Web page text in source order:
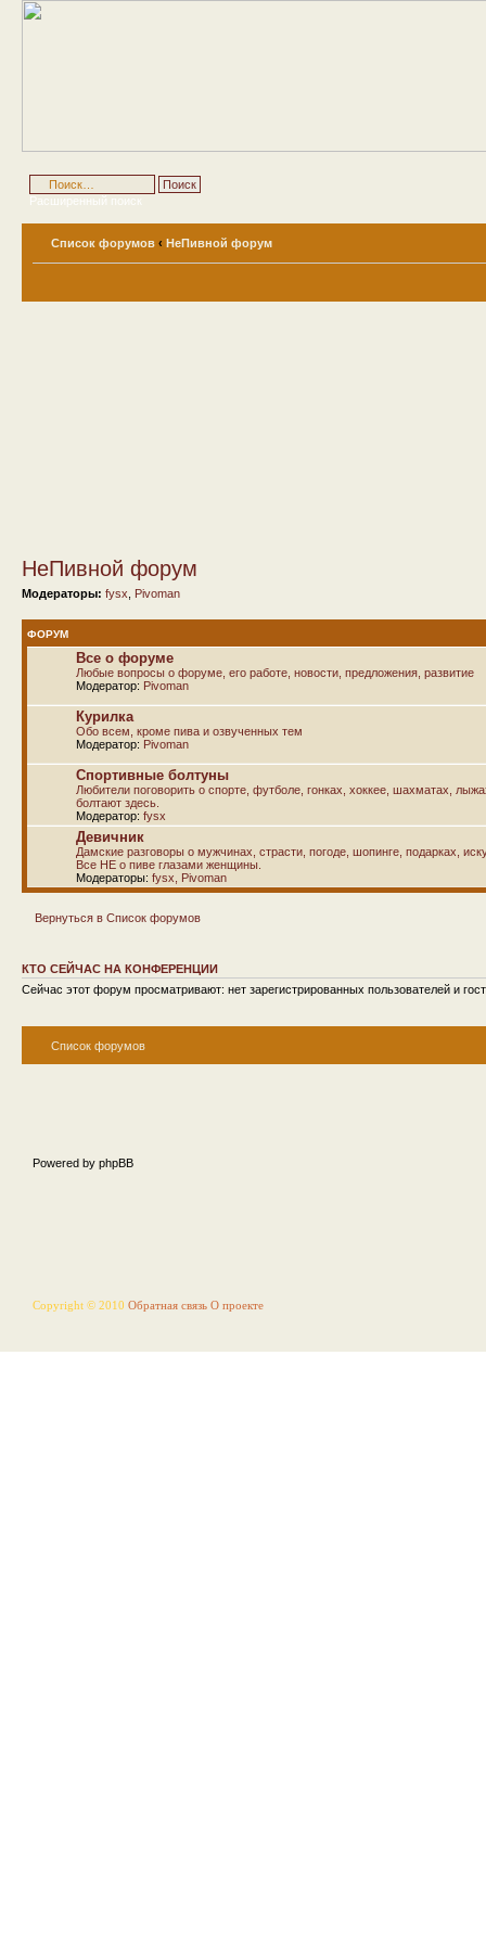
Расширенный поиск
Список форумов ‹ НеПивной форум
НеПивной форум
Модераторы: fysx Pivoman
ФОРУМ
Все о форуме
Любые вопросы о форуме, его работе, новости, предложения, развитие
Модератор: Pivoman
Курилка
Обо всем, кроме пива и озвученных тем
Модератор: Pivoman
Спортивные болтуны
Любители поговорить о спорте, футболе, гонках, хоккее, шахматах,
болтают здесь.
Модератор: fysx
Девичник
Дамские разговоры о мужчинах, страсти, погоде, шопинге, подарках,
Все НЕ о пиве глазами женщины.
Модераторы: fysx Pivoman
Вернуться в Список форумов
КТО СЕЙЧАС НА КОНФЕРЕНЦИИ
Сейчас этот форум просматривают: нет зарегистрированных пользователей и
Список форумов
Powered by phpBB
Copyright © 2010 Обратная связь О проекте